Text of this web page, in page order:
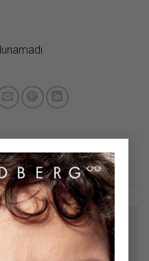
×
Gerekli alanlar*